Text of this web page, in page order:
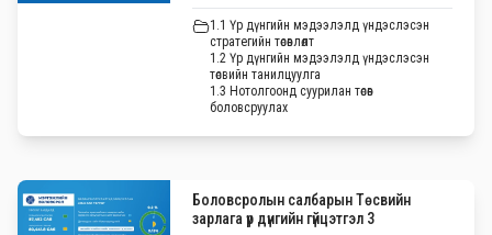
1.1 Үр дүнгийн мэдээлэлд үндэслэсэн
стратегийн төсөвлөлт
1.2 Үр дүнгийн мэдээлэлд үндэслэсэн
төсвийн танилцуулга
1.3 Нотолгоонд суурилан төсөв
боловсруулах
Боловсролын салбарын Төсвийн
зарлага үр дүнгийн гүйцэтгэл 3